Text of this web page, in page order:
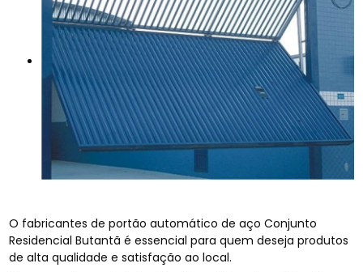
O fabricantes de portão automático de aço Conjunto
Residencial Butantã é essencial para quem deseja produtos
de alta qualidade e satisfação ao local.